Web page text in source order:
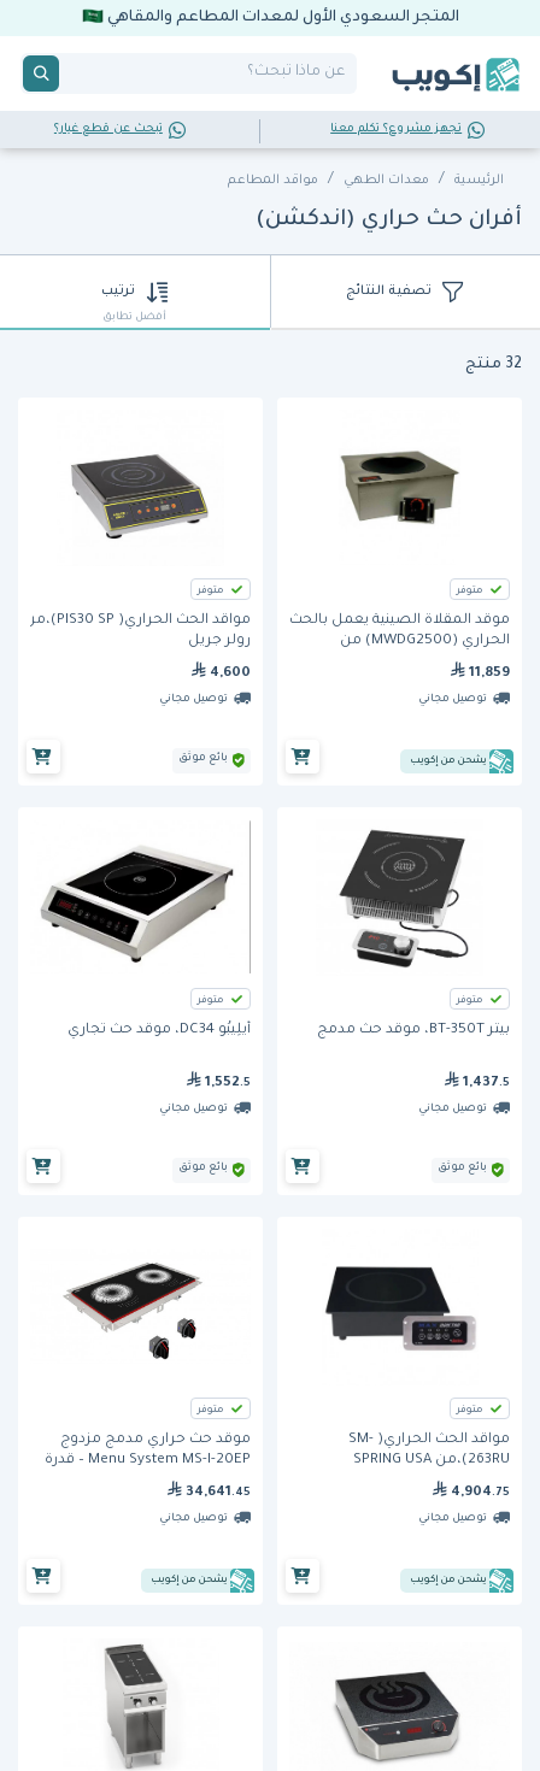
المتجر السعودي الأول لمعدات المطاعم والمقاهي
تجهز مشروع؟ تكلم معنا تبحث عن قطع غيار؟
الرئيسية معدات الطهي مواقد المطاعم
أفران حث حراري (اندكشن)
تصفية النتائج ترتيب
أفضل تطابق
32 منتج
متوفر
موقد المقلاة الصينية يعمل بالحث
الحراري (MWDG2500) من
11,859
توصيل مجاني
يشحن من إكويب
متوفر
مواقد الحث الحراري( PIS30 SP)،من
رولر جريل
4,600
توصيل مجاني
بائع موثق
متوفر
بيتر BT-350T، موقد حثّ مدمج
1,437 .5
توصيل مجاني
بائع موثق
متوفر
أيلِيبُو DC34، موقد حثّ تجاري
1,552 .5
توصيل مجاني
بائع موثق
متوفر
مواقد الحث الحراري( SM-
263RU)،من SPRING USA
4,904 .75
توصيل مجاني
يشحن من إكويب
متوفر
موقد حث حراري مدمج مزدوج
Menu System MS-I-20EP – قدرة
34,641 .45
توصيل مجاني
يشحن من إكويب